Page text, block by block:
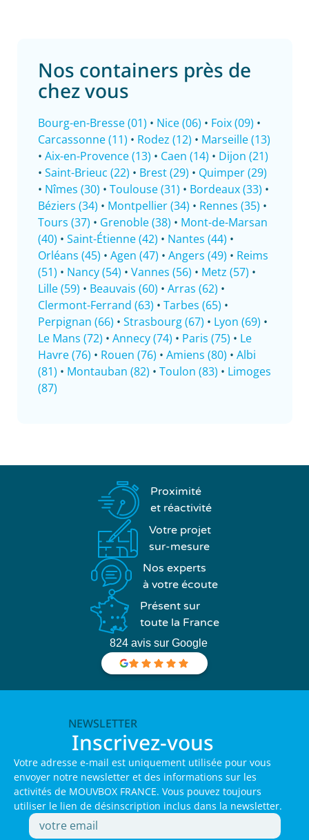
Nos containers près de
chez vous
Bourg-en-Bresse (01) • Nice (06) • Foix (09) •
Carcassonne (11) • Rodez (12) • Marseille (13)
• Aix-en-Provence (13) • Caen (14) • Dijon (21)
• Saint-Brieuc (22) • Brest (29) • Quimper (29)
• Nîmes (30) • Toulouse (31) • Bordeaux (33) •
Béziers (34) • Montpellier (34) • Rennes (35) •
Tours (37) • Grenoble (38) • Mont-de-Marsan
(40) • Saint-Étienne (42) • Nantes (44) •
Orléans (45) • Agen (47) • Angers (49) • Reims
(51) • Nancy (54) • Vannes (56) • Metz (57) •
Lille (59) • Beauvais (60) • Arras (62) •
Clermont-Ferrand (63) • Tarbes (65) •
Perpignan (66) • Strasbourg (67) • Lyon (69) •
Le Mans (72) • Annecy (74) • Paris (75) • Le
Havre (76) • Rouen (76) • Amiens (80) • Albi
(81) • Montauban (82) • Toulon (83) • Limoges
(87)
Proximité
et réactivité
Votre projet
sur-mesure
Nos experts
à votre écoute
Présent sur
toute la France
824 avis sur Google
NEWSLETTER
Inscrivez-vous
Votre adresse e-mail est uniquement utilisée pour vous
envoyer notre newsletter et des informations sur les
activités de MOUVBOX FRANCE. Vous pouvez toujours
utiliser le lien de désinscription inclus dans la newsletter.